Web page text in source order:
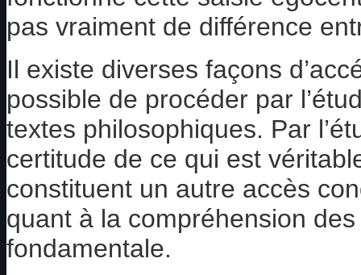
pas vraiment de différence
Il existe diverses façons
possible de procéder par
textes philosophiques. Par
certitude de ce qui est
constituent un autre accès
quant à la compréhension
fondamentale.